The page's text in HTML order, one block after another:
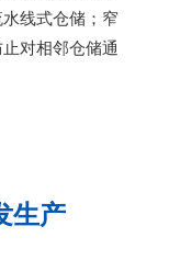
线式仓储；窄
对相邻仓储通
生产